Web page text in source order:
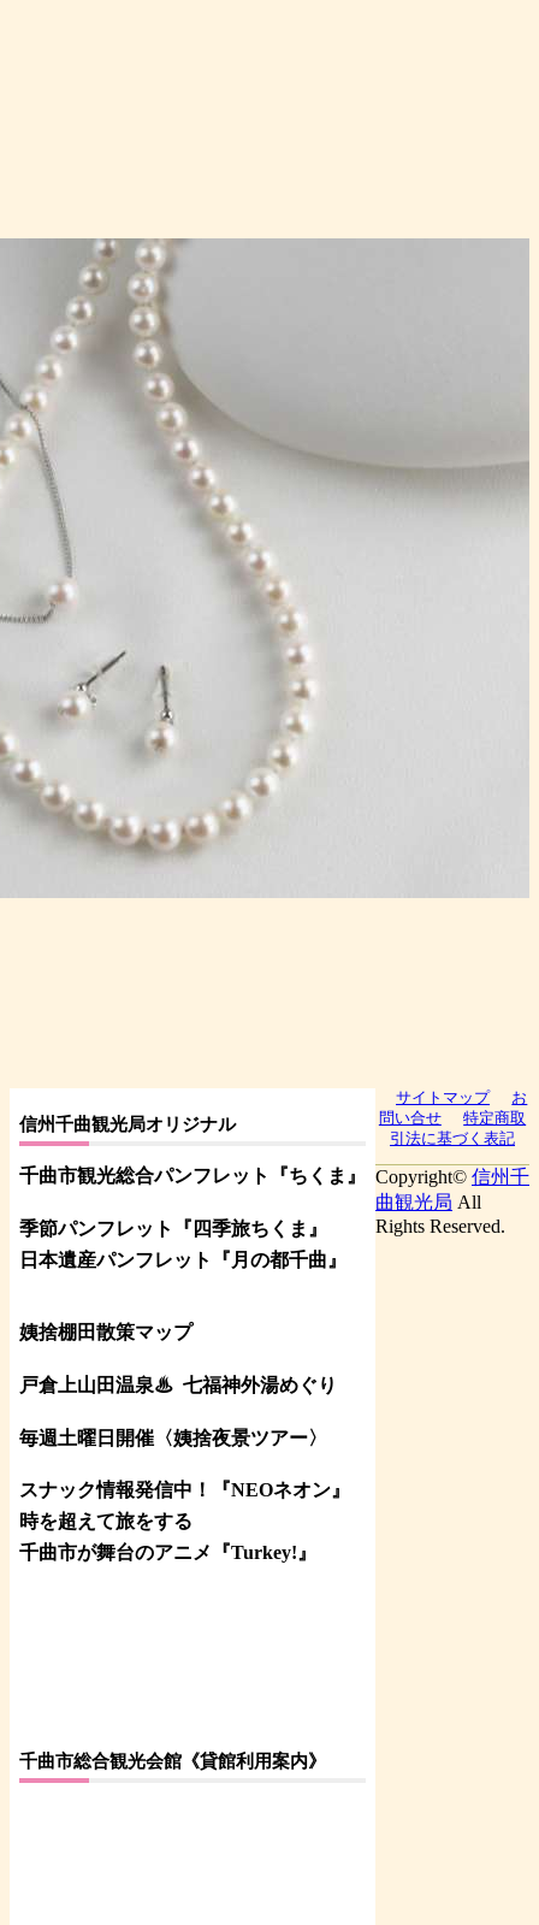
信州千曲観光局オリジナル
千曲市観光総合パンフレット 『ちくま 』
季節パンフレット『四季旅ちくま』
日本遺産パンフレット
『月の都千曲 』
姨捨棚田散策マップ
戸倉上山田温泉♨ 七福神外湯めぐり
毎週土曜日開催〈姨捨夜景ツアー〉
スナック情報発信中！『NEOネオン』
時を超えて旅をする
千曲市が舞台のアニメ『Turkey!』
千曲市総合観光会館《貸館利用案内》
サイトマップ
お
問い合せ
特定商取
引法に基づく表記
Copyright© 信州千
曲観光局 All
Rights Reserved.